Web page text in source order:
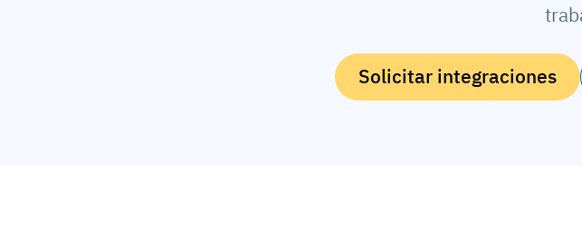
Solicitar integraciones